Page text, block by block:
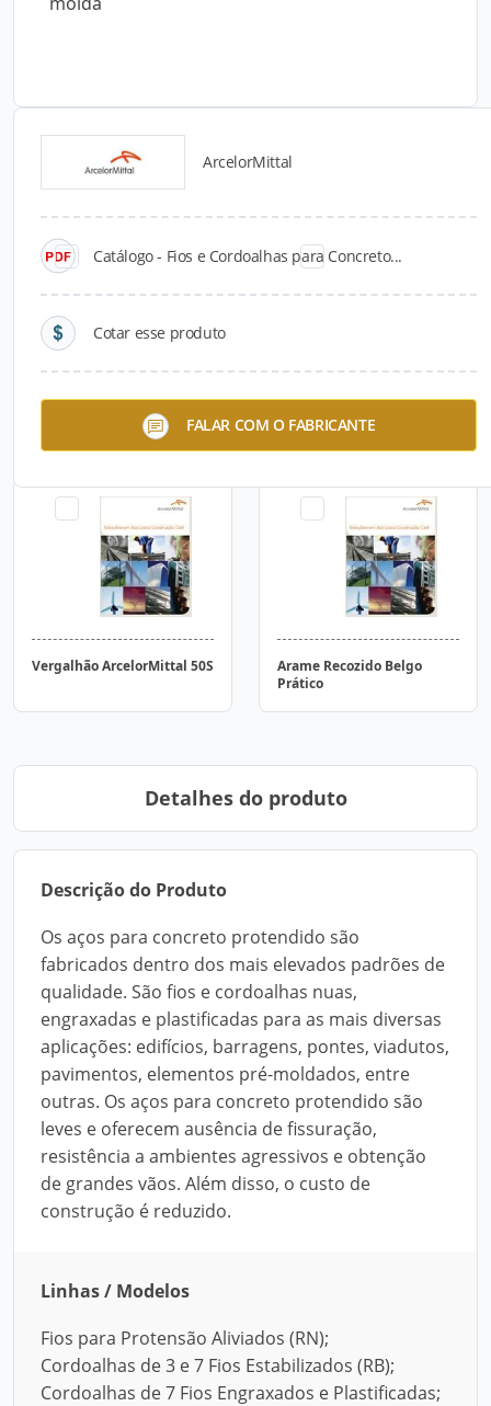
ArcelorMittal
Catálogo - Fios e Cordoalhas para Concreto...
Cotar esse produto
FALAR COM O FABRICANTE
Catálogos para Download
Fios e Cordoalhas para
Concreto Protendido
ArcelorMittal
Vergalhão ArcelorMittal 50S
Arame Recozido Belgo
Prático
Detalhes do produto
Descrição do Produto
Os aços para concreto protendido são
fabricados dentro dos mais elevados padrões de
qualidade. São fios e cordoalhas nuas,
engraxadas e plastificadas para as mais diversas
aplicações: edifícios, barragens, pontes, viadutos,
pavimentos, elementos pré-moldados, entre
outras. Os aços para concreto protendido são
leves e oferecem ausência de fissuração,
resistência a ambientes agressivos e obtenção
de grandes vãos. Além disso, o custo de
construção é reduzido.
Linhas / Modelos
Fios para Protensão Aliviados (RN);
Cordoalhas de 3 e 7 Fios Estabilizados (RB);
Cordoalhas de 7 Fios Engraxados e Plastificadas;